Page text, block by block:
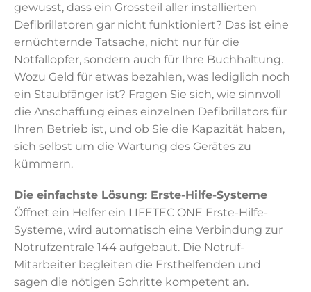
gewusst, dass ein Grossteil aller installierten
Defibrillatoren gar nicht funktioniert? Das ist eine
ernüchternde Tatsache, nicht nur für die
Notfallopfer, sondern auch für Ihre Buchhaltung.
Wozu Geld für etwas bezahlen, was lediglich noch
ein Staubfänger ist? Fragen Sie sich, wie sinnvoll
die Anschaffung eines einzelnen Defibrillators für
Ihren Betrieb ist, und ob Sie die Kapazität haben,
sich selbst um die Wartung des Gerätes zu
kümmern.
Die einfachste Lösung: Erste-Hilfe-Systeme
Öffnet ein Helfer ein LIFETEC ONE Erste-Hilfe-
Systeme, wird automatisch eine Verbindung zur
Notrufzentrale 144 aufgebaut. Die Notruf-
Mitarbeiter begleiten die Ersthelfenden und
sagen die nötigen Schritte kompetent an.